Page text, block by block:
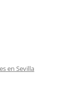
en Sevilla